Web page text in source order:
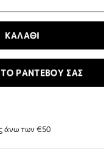
ΚΑΛΑΘΙ
ΤΟ ΡΑΝΤΕΒΟΥ ΣΑΣ
άνω των €50